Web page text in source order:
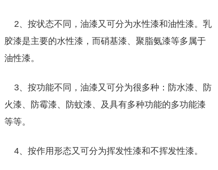
2、按状态不同，油漆又可分为水性漆和油性漆。乳
胶漆是主要的水性漆，而硝基漆、聚脂氨漆等多属于
油性漆。
3、按功能不同，油漆又可分为很多种：防水漆、防
火漆、防霉漆、防蚊漆、及具有多种功能的多功能漆
等等。
4、按作用形态又可分为挥发性漆和不挥发性漆。